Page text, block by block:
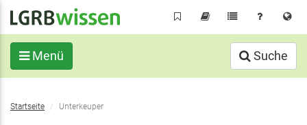
Inhalt
Menü Suche
SieStartseite Unterkeuper